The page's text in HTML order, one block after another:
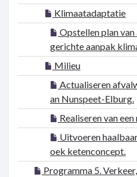
Klimaatadaptatie
Opstellen plan
gerichte aanpak
Milieu
Actualiseren
an Nunspeet-Elburg.
Realiseren van
Uitvoeren
oek ketenconcept.
Programma 5.